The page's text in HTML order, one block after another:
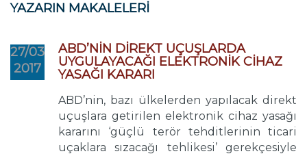
YAZARIN MAKALELERİ
27/03
2017
ABD’NİN DİREKT UÇUŞLARDA
UYGULAYACAĞI ELEKTRONİK CİHAZ
YASAĞI KARARI
ABD’nin, bazı ülkelerden yapılacak direkt
uçuşlara getirilen elektronik cihaz yasağı
kararını ‘güçlü terör tehditlerinin ticari
uçaklara sızacağı tehlikesi’ gerekçesiyle